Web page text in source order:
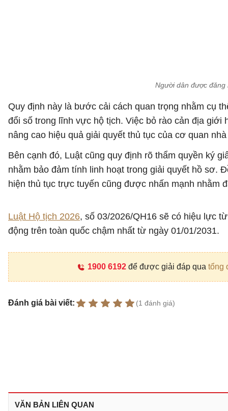
Người dân được đăng
Quy định này là bước cải cách quan trọng nhằm cụ
đổi số trong lĩnh vực hộ tịch. Việc bỏ rào cản địa
nâng cao hiệu quả giải quyết thủ tục của cơ quan
Bên cạnh đó, Luật cũng quy định rõ thẩm quyền ký
nhằm bảo đảm tính linh hoạt trong giải quyết hồ sơ.
hiện thủ tục trực tuyến cũng được nhấn mạnh nhằm
Luật Hộ tịch 2026, số 03/2026/QH16 sẽ có hiệu lực
động trên toàn quốc chậm nhất từ ngày 01/01/2031.
1900 6192để được giải đáp qua tổng
Đánh giá bài viết: (1 đánh giá)
VĂN BẢN LIÊN QUAN